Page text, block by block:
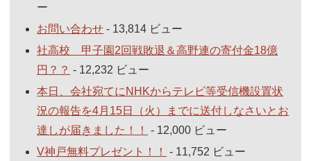
ー
お問い合わせ - 13,814 ビュー
社高校 甲子園2回戦敗退＆高野連の寄付金18億
円？？ - 12,232 ビュー
本日、会社宛てにNHKからテレビ等受信機設置状
況の報告を4月15日（火）までに送付しなさいとお
達しが届きました！！
- 12,000 ビュー
V神戸無料プレゼント！！
- 11,752 ビュー